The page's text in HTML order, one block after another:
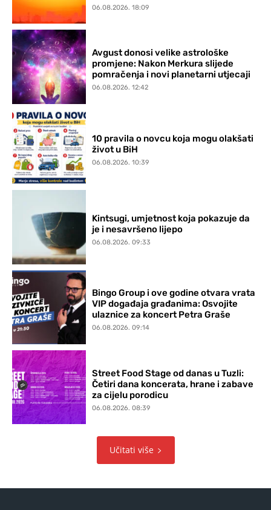
06.08.2026. 18:09
Avgust donosi velike astrološke
promjene: Nakon Merkura slijede
pomračenja i novi planetarni utjecaji
06.08.2026. 12:42
10 pravila o novcu koja mogu olakšati
život u BiH
06.08.2026. 10:39
Kintsugi, umjetnost koja pokazuje da
je i nesavršeno lijepo
06.08.2026. 09:33
Bingo Group i ove godine otvara vrata
VIP događaja građanima: Osvojite
ulaznice za koncert Petra Graše
06.08.2026. 09:14
Street Food Stage od danas u Tuzli:
Četiri dana koncerata, hrane i zabave
za cijelu porodicu
06.08.2026. 08:39
Učitati više